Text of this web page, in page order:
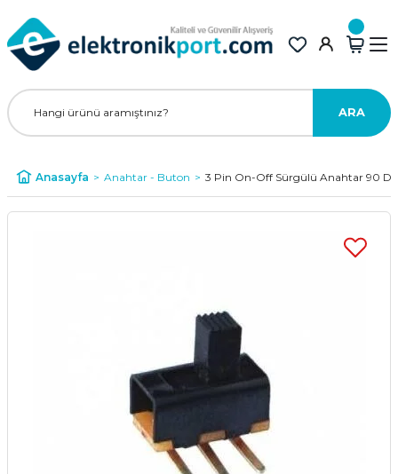
ARA
Anasayfa Anahtar - Buton 3 Pin On-Off Sürgülü Anahtar 90